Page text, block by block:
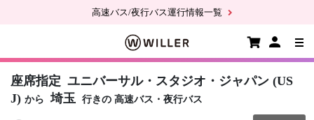
高速バス/夜行バス運行情報一覧
座席指定 ユニバーサル・スタジオ・ジャパン (US
J) から 埼玉 行きの 高速バス・夜行バス